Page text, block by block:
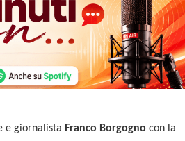
e giornalista Franco Borgogno con la